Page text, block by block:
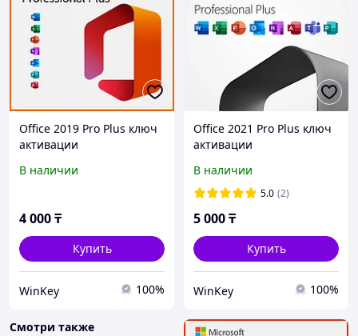
Office 2019 Pro Plus ключ
активации
В наличии
4 000₸
Купить
WinKey 100%
Office 2021 Pro Plus ключ
активации
В наличии
5.0 (2)
5 000₸
Купить
WinKey 100%
Смотри также